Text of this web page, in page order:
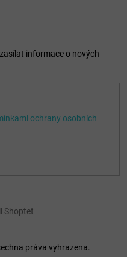
informace o nových
ochrany osobních
Shoptet
práva vyhrazena.